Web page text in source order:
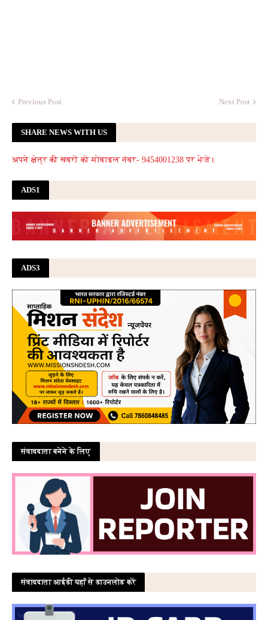
Previous Post Next Post
SHARE NEWS WITH US
अपने क्षेत्र की खबरों को मोबाइल नंबर- 9454001238 पर भेजे।
ADS1
ADS3
संवाददाता बनेने के लिए
संवाददाता आईडी यहाँ से डाउनलोड करें